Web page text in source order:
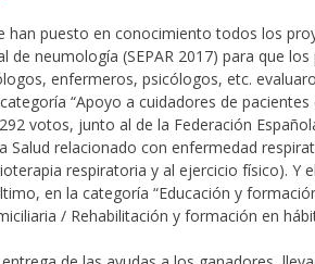
han puesto en conocimiento todos los
de neumología (SEPAR 2017) para que
enfermeros, psicólogos, etc.
“Apoyo a cuidadores de
votos, junto al de la Federación
Salud relacionado con enfermedad
respiratoria y al ejercicio físico). Y
en la categoría “Educación y
/ Rehabilitación y formación en